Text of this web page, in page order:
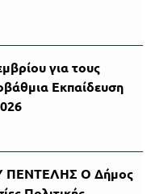
για τους
Εκπαίδευση
Ο Δήμος